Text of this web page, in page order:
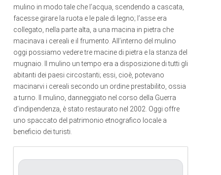
mulino in modo tale che l’acqua, scendendo a cascata,
facesse girare la ruota e le pale di legno; l’asse era
collegato, nella parte alta, a una macina in pietra che
macinava i cereali e il frumento. All’interno del mulino
oggi possiamo vedere tre macine di pietra e la stanza del
mugnaio. Il mulino un tempo era a disposizione di tutti gli
abitanti dei paesi circostanti; essi, cioè, potevano
macinarvi i cereali secondo un ordine prestabilito, ossia
a turno. Il mulino, danneggiato nel corso della Guerra
d’indipendenza, è stato restaurato nel 2002. Oggi offre
uno spaccato del patrimonio etnografico locale a
beneficio dei turisti.